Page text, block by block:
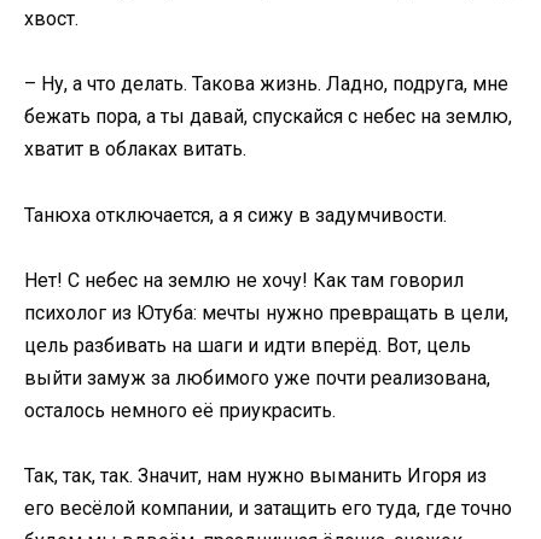
хвост.
– Ну, а что делать. Такова жизнь. Ладно, подруга, мне
бежать пора, а ты давай, спускайся с небес на землю,
хватит в облаках витать.
Танюха отключается, а я сижу в задумчивости.
Нет! С небес на землю не хочу! Как там говорил
психолог из Ютуба: мечты нужно превращать в цели,
цель разбивать на шаги и идти вперёд. Вот, цель
выйти замуж за любимого уже почти реализована,
осталось немного её приукрасить.
Так, так, так. Значит, нам нужно выманить Игоря из
его весёлой компании, и затащить его туда, где точно